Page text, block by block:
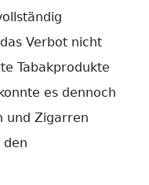
Verbot nicht
Tabakprodukte
es dennoch
und Zigarren
den